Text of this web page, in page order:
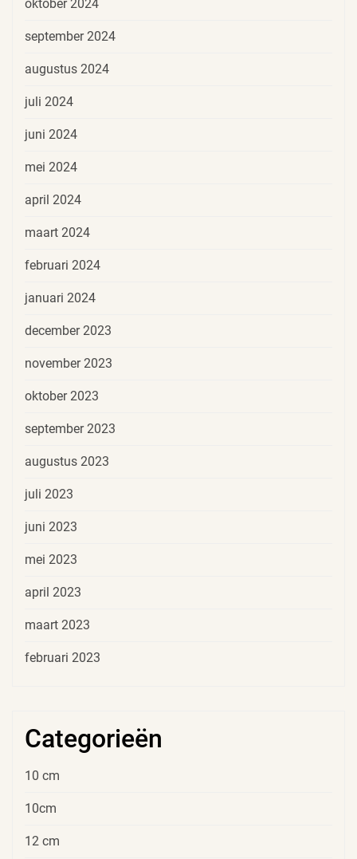
oktober 2024
september 2024
augustus 2024
juli 2024
juni 2024
mei 2024
april 2024
maart 2024
februari 2024
januari 2024
december 2023
november 2023
oktober 2023
september 2023
augustus 2023
juli 2023
juni 2023
mei 2023
april 2023
maart 2023
februari 2023
Categorieën
10 cm
10cm
12 cm